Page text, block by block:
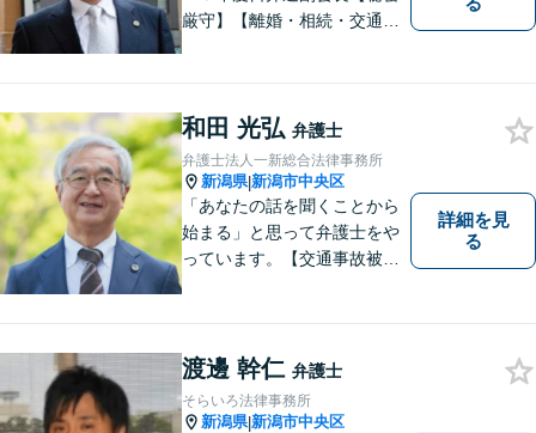
厳守】【離婚・相続・交通事
和田 光弘 弁護士
弁護士法人一新総合法律事務所
新潟県|新潟市中央区
「あなたの話を聞くことから
始まる」と思って弁護士をや
っています。【交通事故被害
災・不貞慰謝料は相談料初回
無料】【顧問先企業300社以
上】
詳細を見
る
渡邊 幹仁 弁護士
そらいろ法律事務所
新潟県|新潟市中央区